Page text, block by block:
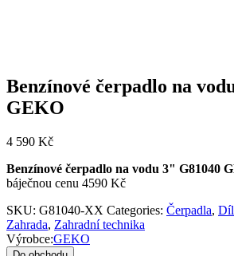
Benzínové čerpadlo na
GEKO
4 590 Kč
Benzínové čerpadlo na vodu 3" G81040
báječnou cenu 4590 Kč
SKU: G81040-XX Categories: Čerpadla,
Zahrada, Zahradní technika
Výrobce:GEKO